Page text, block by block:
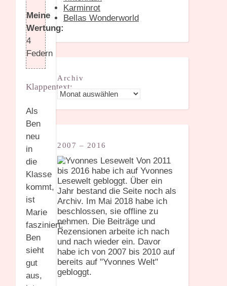
Meine
Wertung:
4
Federn
Klappentext:
Als
Ben
neu
in
die
Klasse
kommt,
ist
Marie
fasziniert:
Ben
sieht
gut
aus,
Karminrot
Bellas Wonderworld
Archiv
Archiv
2007 – 2016
Von 2011
bis 2016 habe ich auf Yvonnes
Lesewelt gebloggt. Über ein
Jahr bestand die Seite noch als
Archiv. Im Mai 2018 habe ich
beschlossen, sie offline zu
nehmen. Die Beiträge und
Rezensionen arbeite ich nach
und nach wieder ein. Davor
habe ich von 2007 bis 2010 auf
bereits auf "Yvonnes Welt"
gebloggt.